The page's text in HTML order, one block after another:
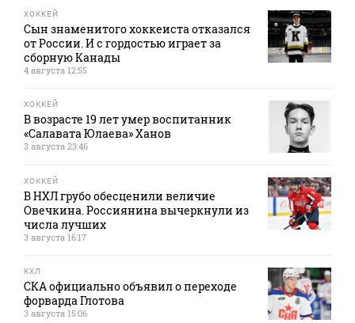
ХОККЕЙ
Сын знаменитого хоккеиста отказался
от России. И с гордостью играет за
сборную Канады
4 августа 12:55
ХОККЕЙ
В возрасте 19 лет умер воспитанник
«Салавата Юлаева» Ханов
3 августа 23:46
ХОККЕЙ
В НХЛ грубо обесценили величие
Овечкина. Россиянина вычеркнули из
числа лучших
3 августа 16:17
КХЛ
СКА официально объявил о переходе
форварда Глотова
3 августа 15:06